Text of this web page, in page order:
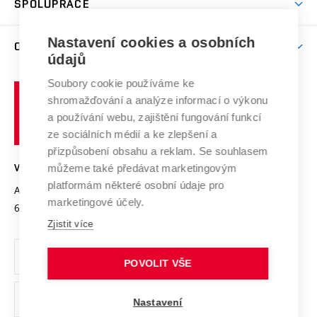
Celoživotní vzdělávání
E-přihláška
Závěrečné práce
Doktorské studium
Studium bez bariér
Podpora podnikání
Mezinárodní vědecká rada
Systém zajišťování kvality výzkumu
Výzkumné infrastruktury
Transfer znalostí
Open Science
Projekty
Projekty ze strukturálních fondů
Specifický výzkum
SPOLUPRÁCE
Zahraniční spolupráce
Spolupráce se školami
Služby univerzity
Mezinárodní dohody
Univerzitní sítě
O UNIVERZITĚ
Profil univerzity
Udržitelná univerzita
Podnikavá univerzita / ContriBUTe
Bezpečná univerzita
Vyznamenání
Organizační struktura
Ochrana osobních údajů
odkaz)
učení
technické
VYSOKÉ UČENÍ TECHNICKÉ V BRNĚ
Antonínská 548/1
602 00 Brno
www.vut.cz
vut@vutbr.cz
Nastavení cookies a osobních
údajů
Soubory cookie používáme ke
shromažďování a analýze informací o výkonu
a používání webu, zajištění fungování funkcí
ze sociálních médií a ke zlepšení a
přizpůsobení obsahu a reklam. Se souhlasem
můžeme také předávat marketingovým
platformám některé osobní údaje pro
marketingové účely.
Zjistit více
POVOLIT VŠE
Nastavení